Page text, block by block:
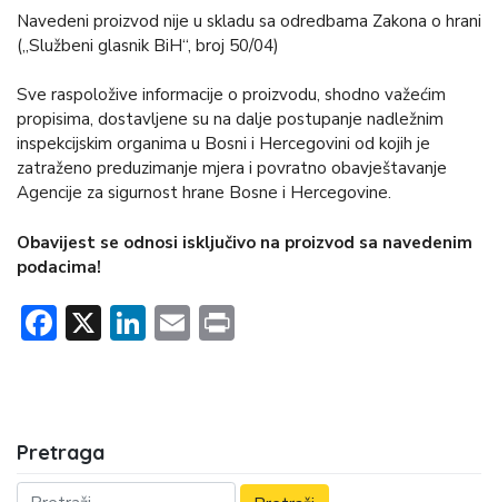
Navedeni proizvod nije u skladu sa odredbama Zakona o hrani
(„Službeni glasnik BiH“, broj 50/04)
Sve raspoložive informacije o proizvodu, shodno važećim
propisima, dostavljene su na dalje postupanje nadležnim
inspekcijskim organima u Bosni i Hercegovini od kojih je
zatraženo preduzimanje mjera i povratno obavještavanje
Agencije za sigurnost hrane Bosne i Hercegovine.
Obavijest se odnosi isključivo na proizvod sa navedenim
podacima!
Facebook
X LinkedIn
Email
Pretraga